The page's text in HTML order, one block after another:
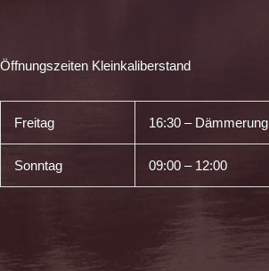
Öffnungszeiten Kleinkaliberstand
Freitag 16:30 – Dämmerung
Sonntag 09:00 – 12:00